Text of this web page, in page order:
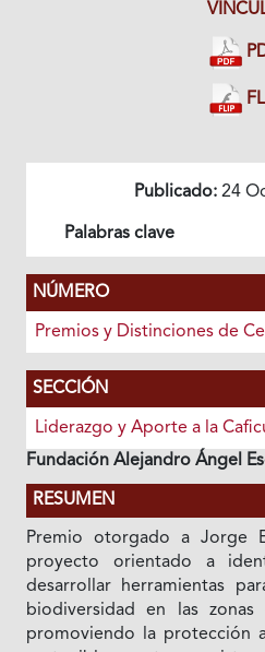
Publicado:24
Palabras clave
NÚMERO
Premios y Distinciones de
SECCIÓN
Liderazgo y Aporte a la
Fundación Alejandro Ángel
RESUMEN
Premio otorgado a Jorge
proyecto orientado a
desarrollar herramientas
biodiversidad en las zonas
promoviendo la protección